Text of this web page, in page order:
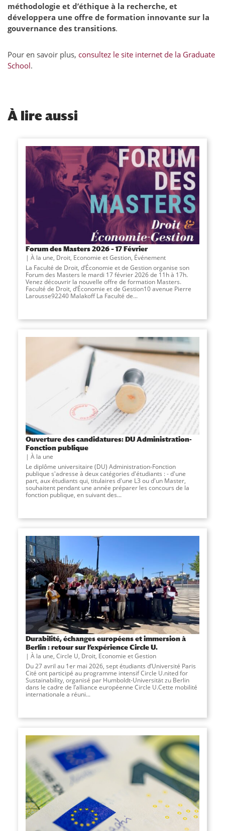
méthodologie et d’éthique à la recherche, et
développera une offre de formation innovante sur la
gouvernance des transitions.
Pour en savoir plus, consultez le site internet de la Graduate
School.
À lire aussi
Forum des Masters 2026 – 17 Février
À la une, Droit, Economie et Gestion, Événement
La Faculté de Droit, d’Économie et de Gestion organise son
Forum des Masters le mardi 17 février 2026 de 11h à 17h.
Venez découvrir la nouvelle offre de formation Masters.
Faculté de Droit, d’Économie et de Gestion10 avenue Pierre
Larousse92240 Malakoff La Faculté de...
Ouverture des candidatures: DU Administration-
Fonction publique
À la une
Le diplôme universitaire (DU) Administration-Fonction
publique s'adresse à deux catégories d'étudiants : - d'une
part, aux étudiants qui, titulaires d'une L3 ou d'un Master,
souhaitent pendant une année préparer les concours de la
fonction publique, en suivant des...
Durabilité, échanges européens et immersion à
Berlin : retour sur l’expérience Circle U.
À la une, Circle U, Droit, Economie et Gestion
Du 27 avril au 1er mai 2026, sept étudiants d’Université Paris
Cité ont participé au programme intensif Circle U.nited for
Sustainability, organisé par Humboldt-Universität zu Berlin
dans le cadre de l’alliance européenne Circle U.Cette mobilité
internationale a réuni...